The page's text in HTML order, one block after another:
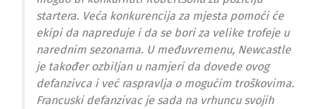
startera. Veća konkurencija za mjesta pomoći će
ekipi da napreduje i da se bori za velike trofeje u
narednim sezonama. U međuvremenu, Newcastle
je također ozbiljan u namjeri da dovede ovog
defanzivca i već raspravlja o mogućim troškovima.
Francuski defanzivac je sada na vrhuncu svojih